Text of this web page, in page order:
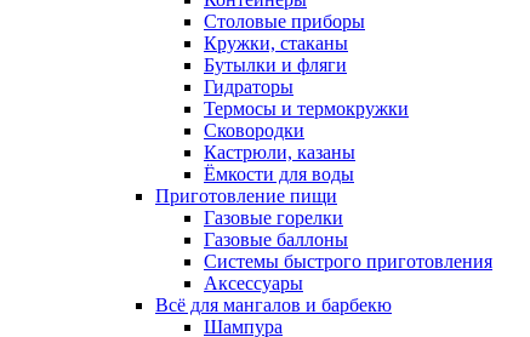
Столовые приборы
Кружки, стаканы
Бутылки и фляги
Гидраторы
Термосы и термокружки
Сковородки
Кастрюли, казаны
Ёмкости для воды
Приготовление пищи
Газовые горелки
Газовые баллоны
Системы быстрого приготовления
Аксессуары
Всё для мангалов и барбекю
Шампура